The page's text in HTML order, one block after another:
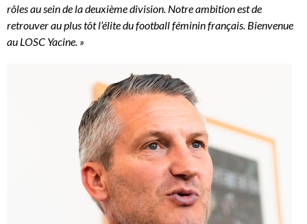
rôles au sein de la deuxième division. Notre ambition est de
retrouver au plus tôt l’élite du football féminin français. Bienvenue
au LOSC Yacine. »